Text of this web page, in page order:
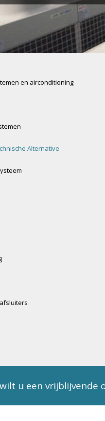
en airconditioning
Alternative
u een vrijblijvende